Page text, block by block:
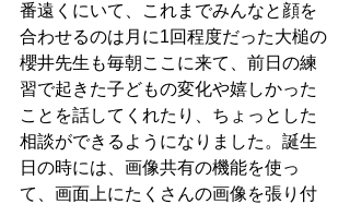
番遠くにいて、これまでみんなと顔を
合わせるのは月に1回程度だった大槌の
櫻井先生も毎朝ここに来て、前日の練
習で起きた子どもの変化や嬉しかった
ことを話してくれたり、ちょっとした
相談ができるようになりました。誕生
日の時には、画像共有の機能を使っ
て、画面上にたくさんの画像を張り付